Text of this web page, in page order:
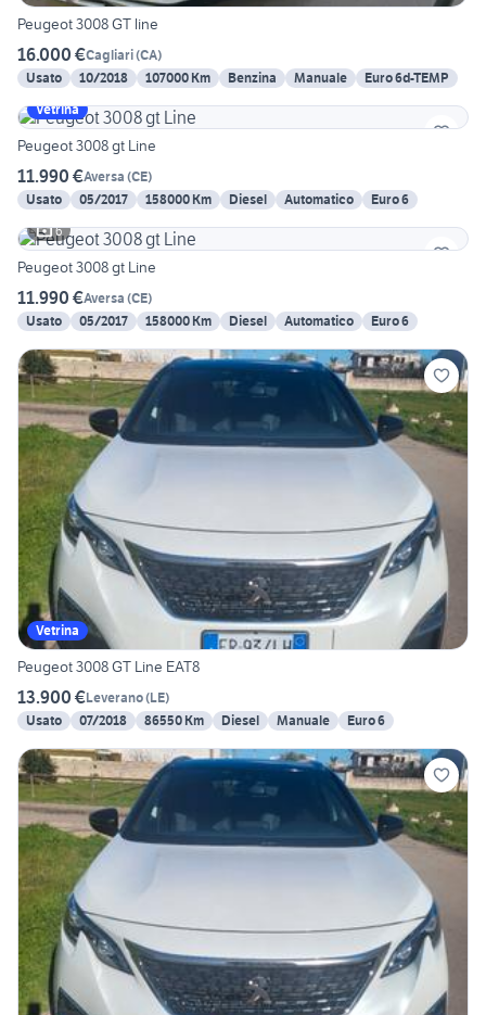
Peugeot 3008 GT line
16.000 €Cagliari(CA)
Usato
10/2018 107000 Km Benzina Manuale
Euro 6d-TEMP
Vetrina
Peugeot 3008 gt Line
11.990 €Aversa (CE)
Usato
05/2017 158000 Km Diesel Automatico
Euro 6
6
Peugeot 3008 gt Line
11.990 €Aversa (CE)
Usato
05/2017 158000 Km Diesel Automatico Euro 6
Vetrina
Peugeot 3008 GT Line EAT8
13.900 €Leverano(LE)
Usato
07/2018 86550 Km Diesel Manuale Euro 6